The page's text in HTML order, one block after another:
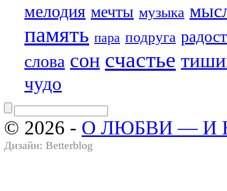
мелодия мечты музыка
память пара подруга
слова сон счастье
чудо
© 2026 - О ЛЮБВИ — И
Дизайн: Betterblog